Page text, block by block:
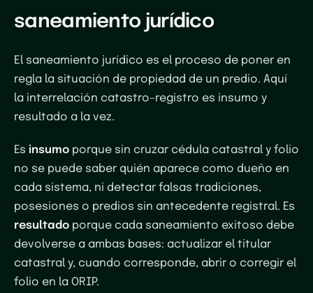
saneamiento jurídico
El saneamiento jurídico es el proceso de poner en
regla la situación de propiedad de un predio. Aquí
la interrelación catastro–registro es insumo y
resultado a la vez.
Es insumo porque sin cruzar cédula catastral y folio
no se puede saber quién aparece como dueño en
cada sistema, ni detectar falsas tradiciones,
posesiones o predios sin antecedente registral. Es
resultado porque cada saneamiento exitoso debe
devolverse a ambas bases: actualizar el titular
catastral y, cuando corresponde, abrir o corregir el
folio en la ORIP.